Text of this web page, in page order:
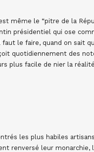
même le “pitre de la
présidentiel qui ose
le faire, quand on sait
quotidiennement des
plus facile de nier la
les plus habiles
renversé leur monarchie,